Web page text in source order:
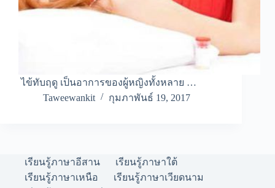
ไข้ทับฤดู เป็นอาการของผู้หญิงทั้งหลาย …
Taweewankit
กุมภาพันธ์ 19, 2017
เรียนรู้ภาษาอีสาน
เรียนรู้ภาษาใต้
เรียนรู้ภาษาเหนือ
เรียนรู้ภาษาเวียดนาม